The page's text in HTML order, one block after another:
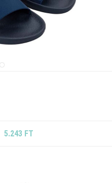
5.243 FT